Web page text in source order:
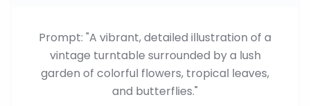
Prompt: "A vibrant, detailed illustration of a
vintage turntable surrounded by a lush
garden of colorful flowers, tropical leaves,
and butterflies."